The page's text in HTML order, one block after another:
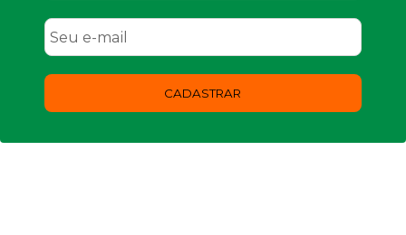
CADASTRAR